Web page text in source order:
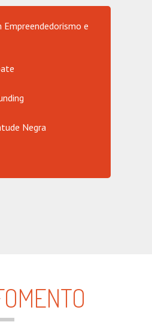
e
Negra